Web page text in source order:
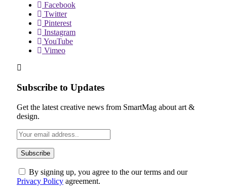
Facebook
Twitter
Pinterest
Instagram
YouTube
Vimeo
Subscribe to Updates
Get the latest creative news from SmartMag about art &
design.
By signing up, you agree to the our terms and our
Privacy Policy agreement.